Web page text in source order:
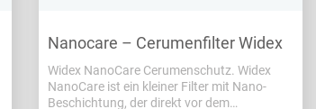
Nanocare – Cerumenfilter Widex
Widex NanoCare Cerumenschutz. Widex
NanoCare ist ein kleiner Filter mit Nano-
Beschichtung, der direkt vor dem